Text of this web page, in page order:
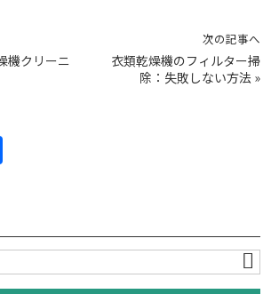
機クリーニ
次の記事へ
衣類乾燥機のフィルター掃
除：失敗しない方法 »